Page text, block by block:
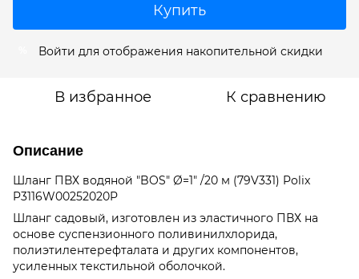
Купить
Войти для отображения накопительной скидки
В избранное К сравнению
Описание
Шланг ПВХ водяной "BOS" Ø=1" /20 м (79V331) Polix
P3116W00252020P
Шланг садовый, изготовлен из эластичного ПВХ на
основе суспензионного поливинилхлорида,
полиэтилентерефталата и других компонентов,
усиленных текстильной оболочкой.